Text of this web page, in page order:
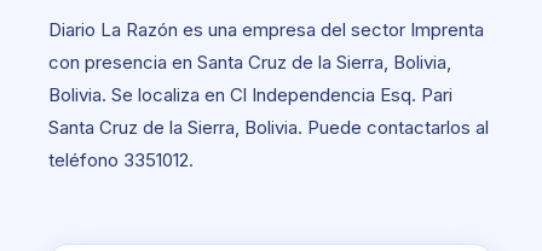
Diario La Razón es una empresa del sector Imprenta
con presencia en Santa Cruz de la Sierra, Bolivia,
Bolivia. Se localiza en Cl Independencia Esq. Pari
Santa Cruz de la Sierra, Bolivia. Puede contactarlos al
teléfono 3351012.